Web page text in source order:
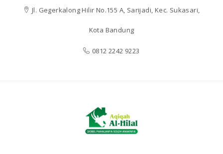
Jl. Gegerkalong Hilir No.155 A, Sarijadi, Kec. Sukasari,
Kota Bandung
0812 2242 9223